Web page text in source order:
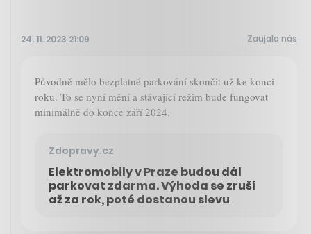
24. 11. 2023 21:09 Zaujalo nás
Původně mělo bezplatné parkování skončit už ke konci
roku. To se nyní mění a stávající režim bude fungovat
minimálně do konce září 2024.
Zdopravy.cz
Elektromobily v Praze budou dál
parkovat zdarma. Výhoda se zruší
až za rok, poté dostanou slevu